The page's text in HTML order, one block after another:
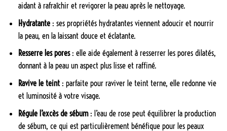
aidant à rafraîchir et revigorer la peau après le nettoyage.
Hydratante: ses propriétés hydratantes viennent adoucir et nourrir
la peau, en la laissant douce et éclatante.
Resserre les pores: elle aide également à resserrer les pores dilatés,
donnant à la peau un aspect plus lisse et raffiné.
Ravive le teint: parfaite pour raviver le teint terne, elle redonne vie
et luminosité à votre visage.
Régule l’excès de sébum: l’eau de rose peut équilibrer la production
de sébum, ce qui est particulièrement bénéfique pour les peaux